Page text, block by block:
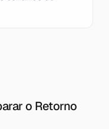
o Retorno